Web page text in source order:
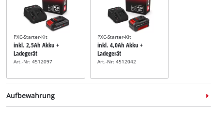
PXC-Starter-Kit
inkl. 2,5Ah Akku +
Ladegerät
Art.-Nr: 4512097
PXC-Starter-Kit
inkl. 4,0Ah Akku +
Ladegerät
Art.-Nr: 4512042
Aufbewahrung